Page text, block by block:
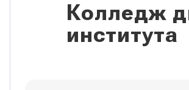
Колледж
института